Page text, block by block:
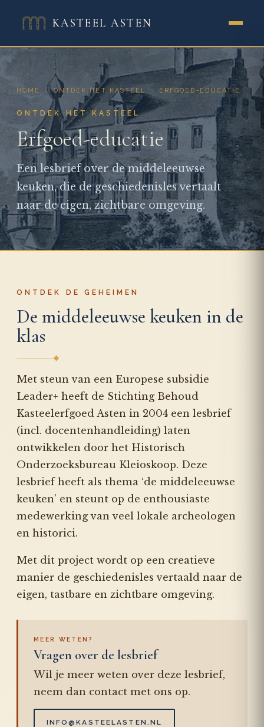
KASTEEL ASTEN
HOME › ONTDEK HET KASTEEL › ERFGOED-EDUCATIE
ONTDEK HET KASTEEL
Erfgoed-educatie
Een lesbrief over de middeleeuwse
keuken, die de geschiedenisles vertaalt
naar de eigen, zichtbare omgeving.
ONTDEK DE GEHEIMEN
De middeleeuwse keuken in de
klas
Met steun van een Europese subsidie
Leader+ heeft de Stichting Behoud
Kasteelerfgoed Asten in 2004 een lesbrief
(incl. docentenhandleiding) laten
ontwikkelen door het Historisch
Onderzoeksbureau Kleioskoop. Deze
lesbrief heeft als thema ‘de middeleeuwse
keuken’ en steunt op de enthousiaste
medewerking van veel lokale archeologen
en historici.
Met dit project wordt op een creatieve
manier de geschiedenisles vertaald naar de
eigen, tastbare en zichtbare omgeving.
MEER WETEN?
Vragen over de lesbrief
Wil je meer weten over deze lesbrief,
neem dan contact met ons op.
INFO@KASTEELASTEN.NL